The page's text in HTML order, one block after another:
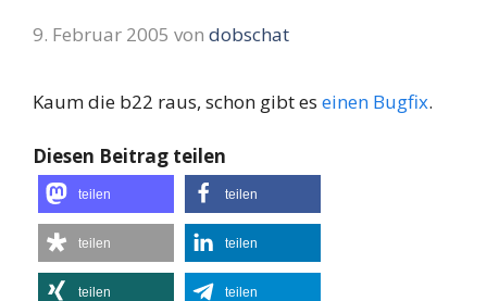
9. Februar 2005 von dobschat
Kaum die b22 raus, schon gibt es einen Bugfix.
Diesen Beitrag teilen
teilen teilen
teilen teilen
teilen teilen